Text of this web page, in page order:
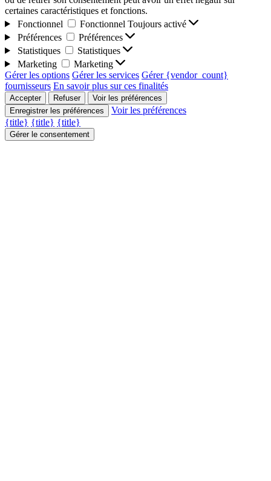
certaines caractéristiques et fonctions.
Fonctionnel
Fonctionnel Toujours activé
Préférences
Préférences
Statistiques
Statistiques
Marketing
Marketing
Gérer les options Gérer les services Gérer {vendor_count}
fournisseurs En savoir plus sur ces finalités
Accepter Refuser
Voir les préférences
Enregistrer les préférences
Voir les préférences
{title} {title} {title}
Gérer le consentement